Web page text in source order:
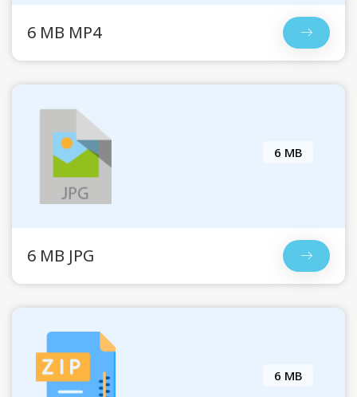
6 MB MP4
6 MB
6 MB JPG
6 MB